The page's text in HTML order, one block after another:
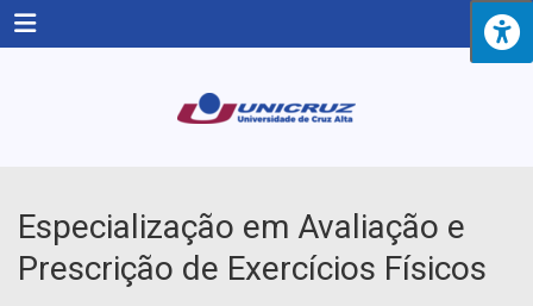
Menu
Especialização em Avaliação e
Prescrição de Exercícios Físicos